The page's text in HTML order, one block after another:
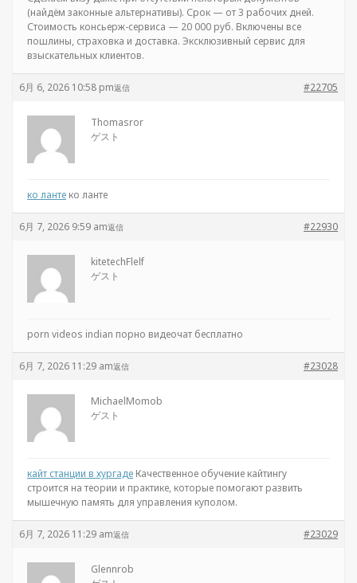
(найдём законные альтернативы). Срок — от 3 рабочих дней.
Стоимость консьерж-сервиса — 20 000 руб. Включены все
пошлины, страховка и доставка. Эксклюзивный сервис для
взыскательных клиентов.
6月 6, 2026 10:58 pm #22705
返信
Thomasror
ゲスト
ко ланте ко ланте
6月 7, 2026 9:59 am #22930
返信
kitetechFlelf
ゲスト
porn videos indian порно видеочат бесплатно
6月 7, 2026 11:29 am #23028
返信
MichaelMomob
ゲスト
кайт станции в хургаде Качественное обучение кайтингу
строится на теории и практике, которые помогают развить
мышечную память для управления куполом.
6月 7, 2026 11:29 am #23029
返信
Glennrob